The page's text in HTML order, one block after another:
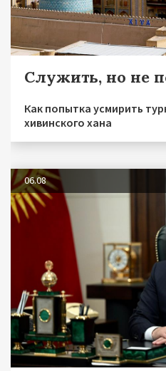
Служить, но не
Как попытка усмирить
хивинского хана
06.08